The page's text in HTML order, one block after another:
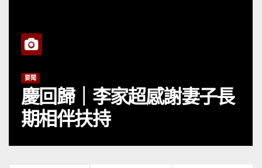
要聞
慶回歸｜李家超感謝妻子長
期相伴扶持